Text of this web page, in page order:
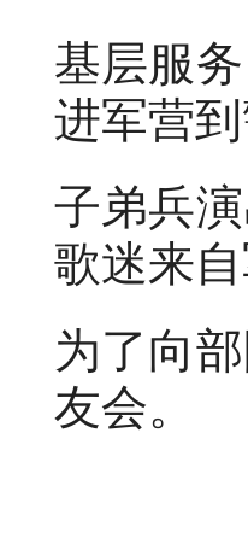
基层服
进军营
子弟兵
歌迷来自
为了向
友会。